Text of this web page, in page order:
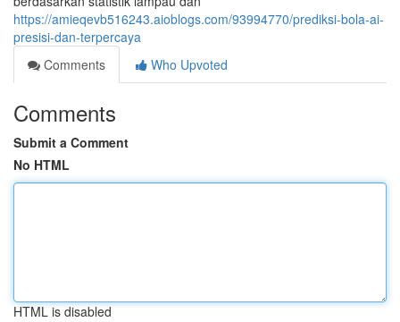
https://amieqevb516243.aioblogs.com/93994770/prediksi-bola-ai-
presisi-dan-terpercaya
Comments
Who Upvoted
Comments
Submit a Comment
No HTML
HTML is disabled